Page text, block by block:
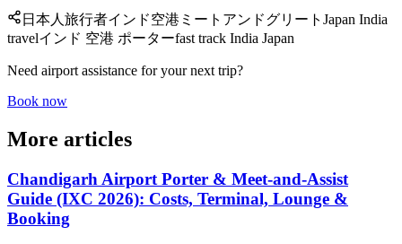
日本人旅行者インド空港 ミートアンドグリート Japan India
travelインド 空港 ポーターfast track India Japan
Need airport assistance for your next trip?
Book now
More articles
Chandigarh Airport Porter & Meet-and-Assist
Guide (IXC 2026): Costs, Terminal, Lounge &
Booking